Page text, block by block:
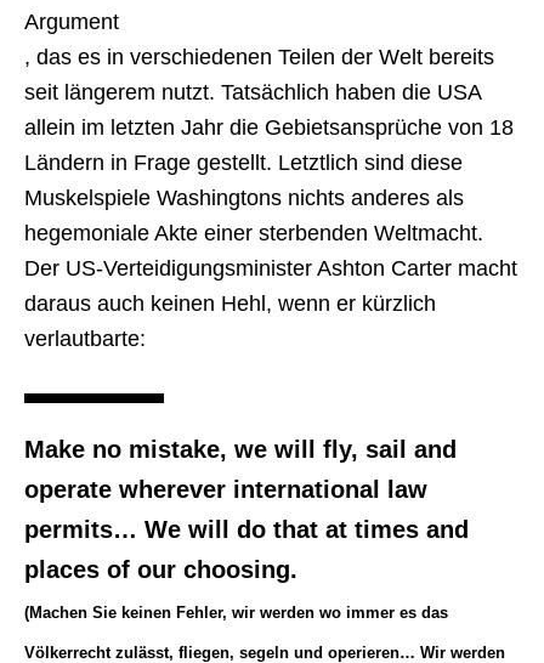
Argument
, das es in verschiedenen Teilen der Welt bereits
seit längerem nutzt. Tatsächlich haben die USA
allein im letzten Jahr die Gebietsansprüche von 18
Ländern in Frage gestellt. Letztlich sind diese
Muskelspiele Washingtons nichts anderes als
hegemoniale Akte einer sterbenden Weltmacht.
Der US-Verteidigungsminister Ashton Carter macht
daraus auch keinen Hehl, wenn er kürzlich
verlautbarte:
Make no mistake, we will fly, sail and
operate wherever international law
permits… We will do that at times and
places of our choosing.
(Machen Sie keinen Fehler, wir werden wo immer es das
Völkerrecht zulässt, fliegen, segeln und operieren… Wir werden